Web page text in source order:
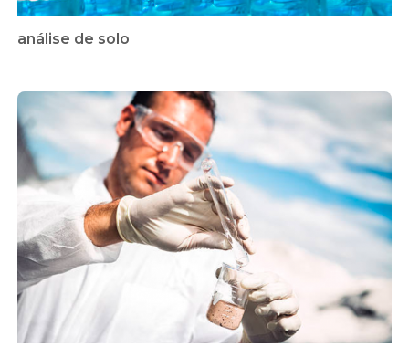
análise de solo